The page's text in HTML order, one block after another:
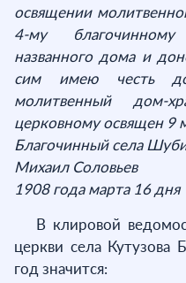
освящении
4-му
названного дома и
сим имею честь
молитвенный дом-
церковному освящен 9
Благочинный села
Михаил Соловьев
1908 года марта 16 дня
В клировой
церкви села Кутузова
год значится: